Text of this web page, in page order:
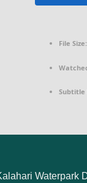
File Size:
Subtitle